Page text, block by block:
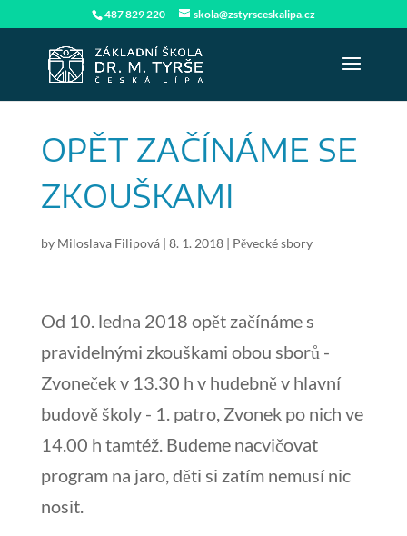
487 829 220 skola@zstyrsceskalipa.cz
OPĚT ZAČÍNÁME SE
ZKOUŠKAMI
by Miloslava Filipová| 8. 1. 2018| Pěvecké sbory
Od 10. ledna 2018 opět začínáme s
pravidelnými zkouškami obou sborů -
Zvoneček v 13.30 h v hudebně v hlavní
budově školy - 1. patro, Zvonek po nich ve
14.00 h tamtéž. Budeme nacvičovat
program na jaro, děti si zatím nemusí nic
nosit.